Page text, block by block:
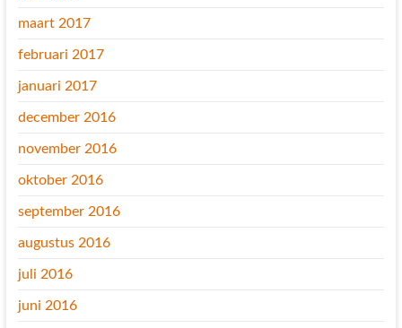
maart 2017
februari 2017
januari 2017
december 2016
november 2016
oktober 2016
september 2016
augustus 2016
juli 2016
juni 2016